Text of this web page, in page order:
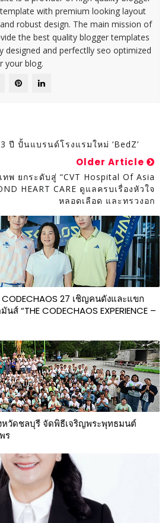
template with premium looking layout
and robust design. The main mission of
the best quality blogger templates
designed and perfectlly seo optimized
your blog.
ปี ปั้นแบรนด์โรงแรมใหม่ ‘bedZ’
Older Article
ทพ ยกระดับสู่ “CVT Hospital Of Asia
HEART CARE ดูแลครบเรื่องหัวใจ
หลอดเลือด และทรวงอก
27 เชิญคนดังและแขก
“THE CODECHAOS EXPERIENCE –
หวัดชลบุรี จัดพิธีเจริญพระพุทธมนต์
ร